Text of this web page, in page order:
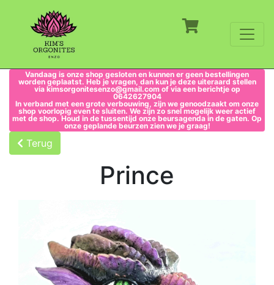
Vandaag is onze shop gesloten en kunnen er geen bestellingen
worden geplaatst. Heb je vragen, dan kun je deze uiteraard stellen
via kimsorgonitesenzo@gmail.com of via een berichtje op
0642627904
In verband met een grote verbouwing, zijn we genoodzaakt om onze
shop voorlopig even te sluiten. We zijn zo snel mogelijk weer actief
met de shop. Houd in de tussentijd onze beursagenda in de gaten. Op
onze geplande beurzen zien we je graag!
Terug
Prince